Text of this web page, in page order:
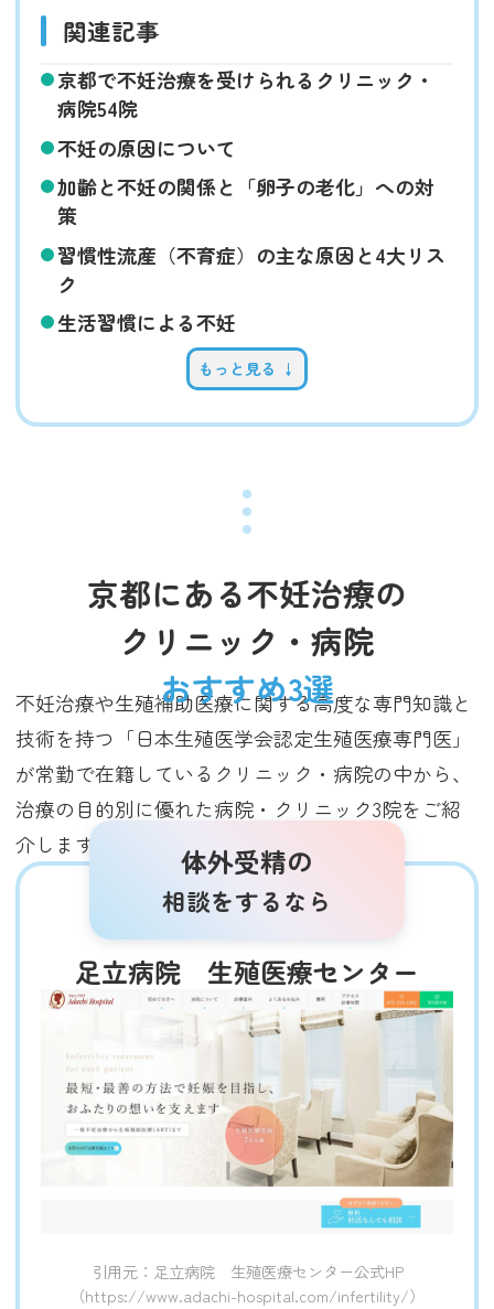
関連記事
京都で不妊治療を受けられるクリニック・
病院54院
不妊の原因について
加齢と不妊の関係と「卵子の老化」への対
策
習慣性流産（不育症）の主な原因と4大リス
ク
生活習慣による不妊
もっと見る ↓
京都にある不妊治療の
クリニック・病院
おすすめ3選
不妊治療や生殖補助医療に関する高度な専門知識と
技術を持つ「日本生殖医学会認定生殖医療専門医」
が常勤で在籍しているクリニック・病院の中から、
治療の目的別に優れた病院・クリニック3院をご紹
介します（2025年3月調査時点）。
体外受精の
相談をするなら
足立病院 生殖医療センター
引用元：足立病院 生殖医療センター公式HP
（https://www.adachi-hospital.com/infertility/）